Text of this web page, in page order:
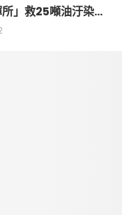
所」救25噸油汙染...